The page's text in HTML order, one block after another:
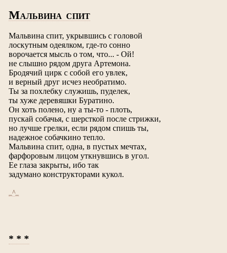
МАЛЬВИНА СПИТ
Мальвина спит, укрывшись с головой
лоскутным одеялком, где-то сонно
ворочается мысль о том, что... - Ой!
не слышно рядом друга Артемона.
Бродячий цирк с собой его увлек,
и верный друг исчез необратимо.
Ты за похлебку служишь, пуделек,
ты хуже деревяшки Буратино.
Он хоть полено, ну а ты-то - плоть,
пускай собачья, с шерсткой после стрижки,
но лучше грелки, если рядом спишь ты,
надежное собачкино тепло.
Мальвина спит, одна, в пустых мечтах,
фарфоровым лицом уткнувшись в угол.
Ее глаза закрыты, ибо так
задумано конструкторами кукол.
_^_
* * *